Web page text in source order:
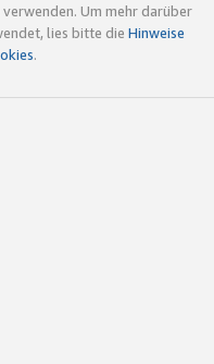
Um mehr darüber
lies bitte die Hinweise
.